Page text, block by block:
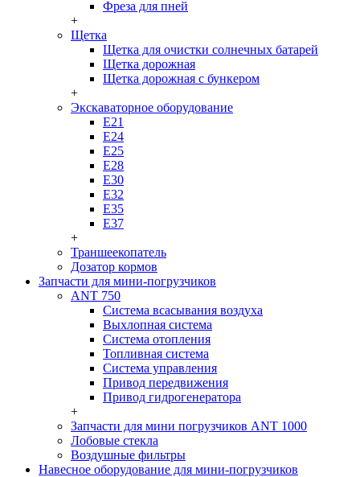
Фреза для пней
+
Щетка
Щетка для очистки солнечных батарей
Щетка дорожная
Щетка дорожная с бункером
+
Экскаваторное оборудование
Е21
Е24
Е25
Е28
Е30
Е32
Е35
Е37
+
Траншеекопатель
Дозатор кормов
Запчасти для мини-погрузчиков
ANT 750
Система всасывания воздуха
Выхлопная система
Система отопления
Топливная система
Система управления
Привод передвижения
Привод гидрогенератора
+
Запчасти для мини погрузчиков ANT 1000
Лобовые стекла
Воздушные фильтры
Навесное оборудование для мини-погрузчиков